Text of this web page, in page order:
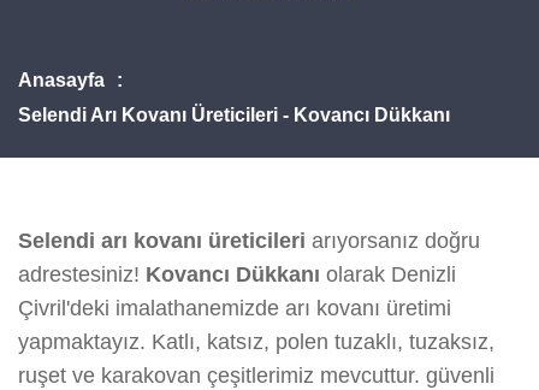
Anasayfa
Selendi Arı Kovanı Üreticileri - Kovancı Dükkanı
Selendi arı kovanı üreticileri arıyorsanız doğru
adrestesiniz! Kovancı Dükkanı olarak Denizli
Çivril'deki imalathanemizde arı kovanı üretimi
yapmaktayız. Katlı, katsız, polen tuzaklı, tuzaksız,
ruşet ve karakovan çeşitlerimiz mevcuttur. güvenli